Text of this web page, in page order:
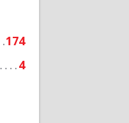
174
4